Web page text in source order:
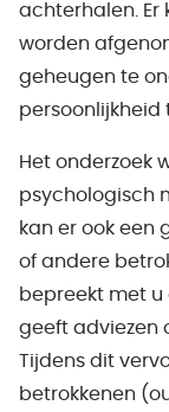
achterhalen. Er
worden
geheugen te
persoonlijkheid
Het onderzoek
psychologisch
kan er ook een
of andere
bepreekt met u
geeft adviezen
Tijdens dit
betrokkenen